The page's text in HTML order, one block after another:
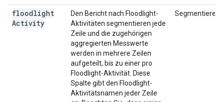
floodlight
Activity
Den Bericht nach Floodlight-
Aktivitäten segmentieren jede
Zeile und die zugehörigen
aggregierten Messwerte
werden in mehrere Zeilen
aufgeteilt, bis zu einer pro
Floodlight-Aktivität. Diese
Spalte gibt den Floodlight-
Aktivitätsnamen jeder Zeile
Segmentieren